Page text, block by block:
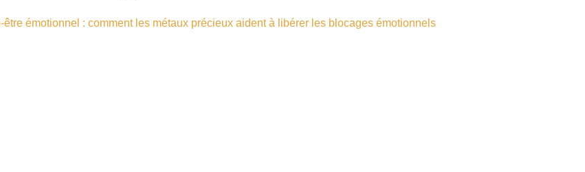
être émotionnel : comment les métaux précieux aident à libérer les blocages émotionnels